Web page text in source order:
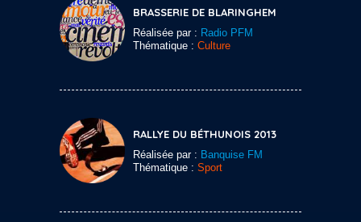
BRASSERIE DE BLARINGHEM
Réalisée par : Radio PFM
Thématique : Culture
RALLYE DU BÉTHUNOIS 2013
Réalisée par : Banquise FM
Thématique : Sport